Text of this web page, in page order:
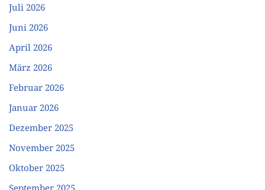
Juli 2026
Juni 2026
April 2026
März 2026
Februar 2026
Januar 2026
Dezember 2025
November 2025
Oktober 2025
September 2025